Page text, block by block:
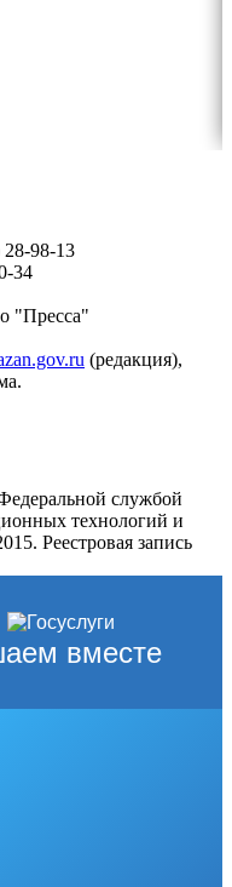
98-13
34
"Пресса"
(редакция),
службой
технологий и
Реестровая запись
вместе